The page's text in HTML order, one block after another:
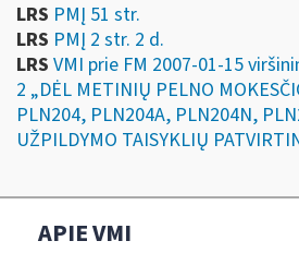
LRS PMĮ 51 str.
LRS PMĮ 2 str. 2 d.
LRS VMI prie FM 2007-01-15
2 „DĖL METINIŲ PELNO
PLN204, PLN204A, PLN204N,
UŽPILDYMO TAISYKLIŲ
APIE VMI